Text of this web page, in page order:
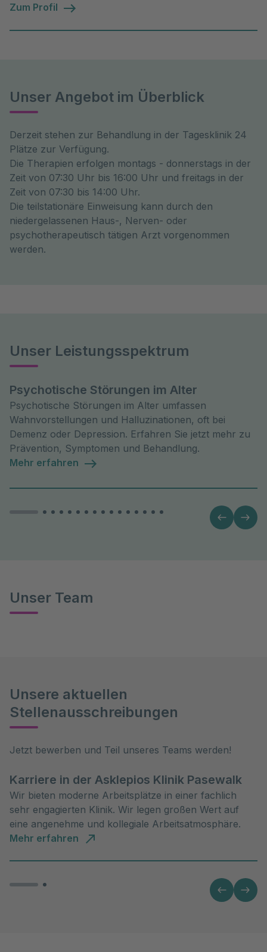
Zum Profil
Unser Angebot im Überblick
Derzeit stehen zur Behandlung in der Tagesklinik 24
Plätze zur Verfügung.
Die Therapien erfolgen montags - donnerstags in der
Zeit von 07:30 Uhr bis 16:00 Uhr und freitags in der
Zeit von 07:30 bis 14:00 Uhr.
Die teilstationäre Einweisung kann durch den
niedergelassenen Haus-, Nerven- oder
psychotherapeutisch tätigen Arzt vorgenommen
werden.
Unser Leistungsspektrum
Psychotische Störungen im Alter
Psychotische Störungen im Alter umfassen
Wahnvorstellungen und Halluzinationen, oft bei
Demenz oder Depression. Erfahren Sie jetzt mehr zu
Prävention, Symptomen und Behandlung.
Mehr erfahren
Unser Team
Unsere aktuellen
Stellenausschreibungen
Jetzt bewerben und Teil unseres Teams werden!
Karriere in der Asklepios Klinik Pasewalk
Wir bieten moderne Arbeitsplätze in einer fachlich
sehr engagierten Klinik. Wir legen großen Wert auf
eine angenehme und kollegiale Arbeitsatmosphäre.
Mehr erfahren